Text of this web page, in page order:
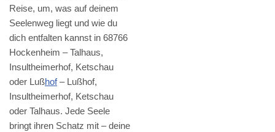
Reise, um, was auf deinem
Seelenweg liegt und wie du
dich entfalten kannst in 68766
Hockenheim – Talhaus,
Insultheimerhof, Ketschau
oder Lußhof– Lußhof,
Insultheimerhof, Ketschau
oder Talhaus. Jede Seele
bringt ihren Schatz mit – deine